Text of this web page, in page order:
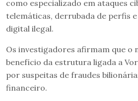
como especializado em ataques
telemáticas, derrubada de perfis
digital ilegal.
Os investigadores afirmam que o
benefício da estrutura ligada a
por suspeitas de fraudes
financeiro.